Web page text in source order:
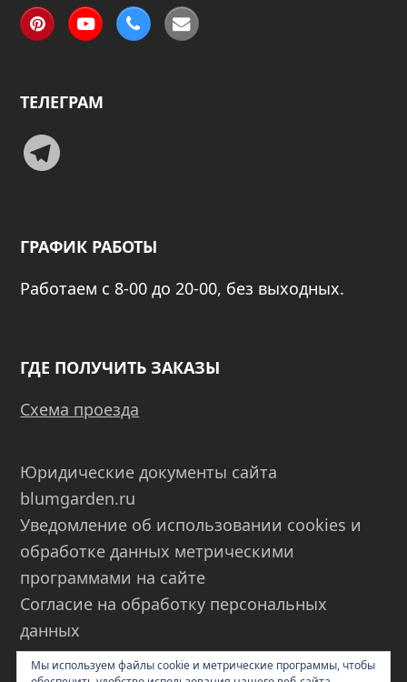
PinterestYouTubePhoneEmail
ТЕЛЕГРАМ
Telegram
ГРАФИК РАБОТЫ
Работаем с 8-00 до 20-00, без выходных.
ГДЕ ПОЛУЧИТЬ ЗАКАЗЫ
Схема проезда
Юридические документы сайта
blumgarden.ru
Уведомление об использовании cookies и
обработке данных метрическими
программами на сайте
Согласие на обработку персональных
данных
Пользовательское соглашение
Мы используем файлы cookie и метрические программы, чтобы